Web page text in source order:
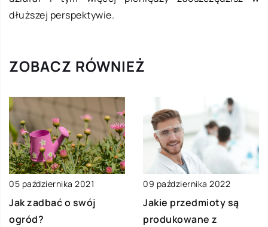
dłuższej perspektywie.
ZOBACZ RÓWNIEŻ
05 października 2021
Jak zadbać o swój
ogród?
09 października 2022
Jakie przedmioty są
produkowane z